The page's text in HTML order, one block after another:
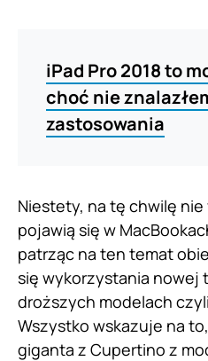
iPad Pro 2018 to
choć nie
zastosowania
Niestety, na tę chwilę
pojawią się w
patrząc na ten temat
się wykorzystania nowej
droższych modelach
Wszystko wskazuje na
giganta z Cupertino z